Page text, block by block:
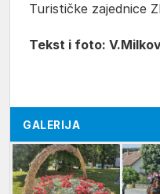
Turističke zajednice
Tekst i foto:
GALERIJA